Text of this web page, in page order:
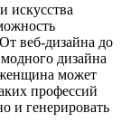
искусства
веб-дизайна до
дизайна
может
профессий
и генерировать